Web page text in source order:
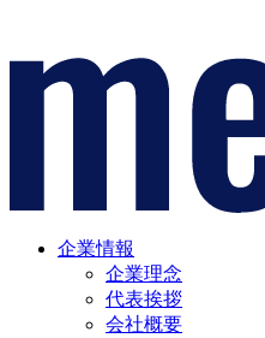
企業情報
企業理念
代表挨拶
会社概要